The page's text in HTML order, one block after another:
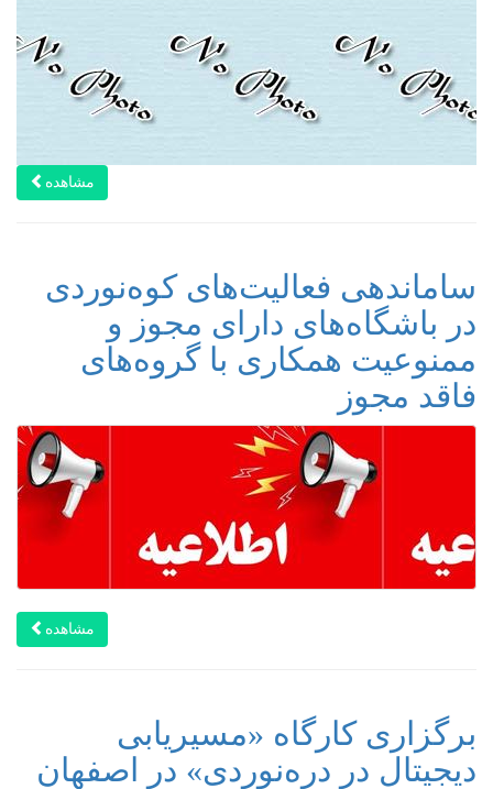
مشاهده
ساماندهی فعالیت‌های کوه‌نوردی
در باشگاه‌های دارای مجوز و
ممنوعیت همکاری با گروه‌های
فاقد مجوز
مشاهده
برگزاری کارگاه «مسیریابی
دیجیتال در دره‌نوردی» در اصفهان